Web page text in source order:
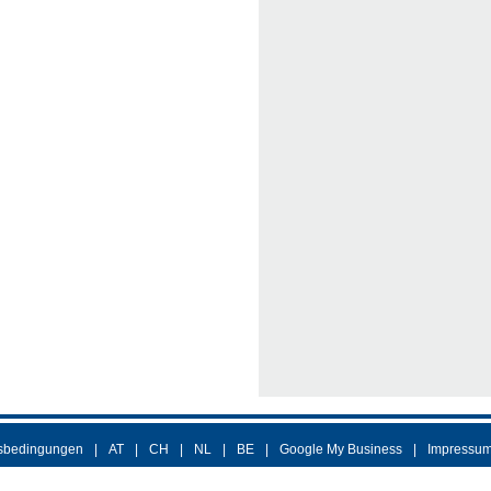
AT CH NL BE Google My Business